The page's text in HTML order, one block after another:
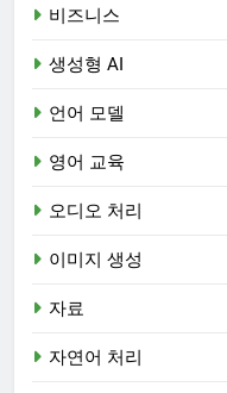
비즈니스
생성형 AI
언어 모델
영어 교육
오디오 처리
이미지 생성
자료
자연어 처리